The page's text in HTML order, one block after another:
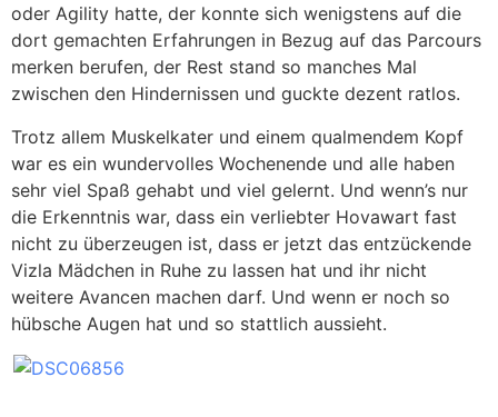
oder Agility hatte, der konnte sich wenigstens auf die
dort gemachten Erfahrungen in Bezug auf das Parcours
merken berufen, der Rest stand so manches Mal
zwischen den Hindernissen und guckte dezent ratlos.
Trotz allem Muskelkater und einem qualmendem Kopf
war es ein wundervolles Wochenende und alle haben
sehr viel Spaß gehabt und viel gelernt. Und wenn’s nur
die Erkenntnis war, dass ein verliebter Hovawart fast
nicht zu überzeugen ist, dass er jetzt das entzückende
Vizla Mädchen in Ruhe zu lassen hat und ihr nicht
weitere Avancen machen darf. Und wenn er noch so
hübsche Augen hat und so stattlich aussieht.